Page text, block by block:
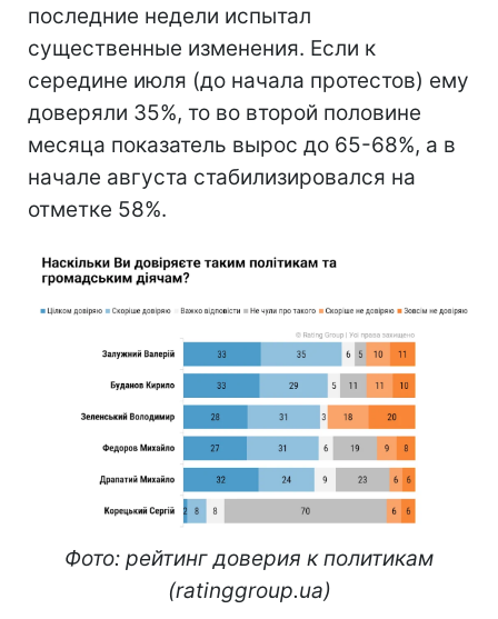
последние недели испытал
существенные изменения. Если к
середине июля (до начала протестов) ему
доверяли 35%, то во второй половине
месяца показатель вырос до 65-68%, а в
начале августа стабилизировался на
отметке 58%.
Фото: рейтинг доверия к политикам
(ratinggroup.ua)